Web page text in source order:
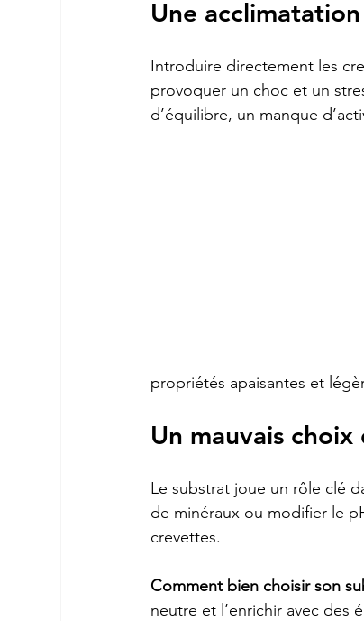
Une
Introduire directement les
provoquer un choc et un
d’équilibre, un manque
propriétés apaisantes et
Un mauvais
Le substrat joue un rôle clé
de minéraux ou modifier le
crevettes.
Comment bien choisir son
neutre et l’enrichir avec des